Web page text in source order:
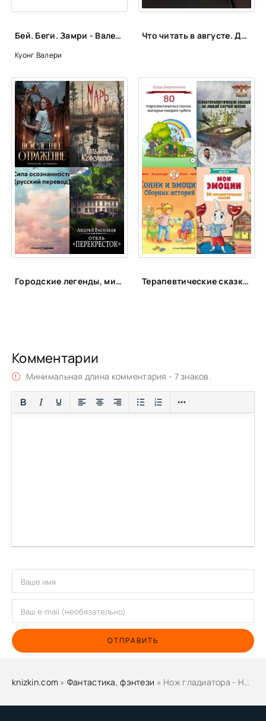
Бей. Беги. Замри - Валери Тонг Куонг
Куонг Валери
Что читать в августе. Длинный список вышедших и планируемых книжных новинок (включая переиздания)
Городские легенды, мистические истории и всё о хтони Терапевтические сказки для детей!
Комментарии
Минимальная длина комментария - 7 знаков.
ОТПРАВИТЬ
knizkin.com » Фантастика, фэнтези » Нож гладиатора - Наталья Александрова